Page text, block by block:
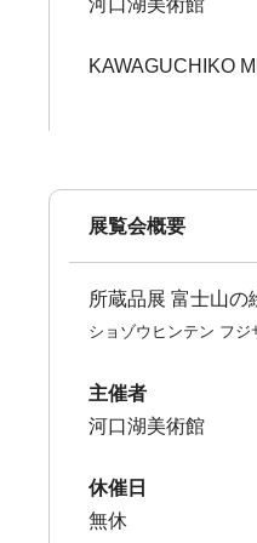
河口湖美術館
KAWAGUCHIKO
展覧会概要
所蔵品展 富士山の
ショゾウヒンテン フ
主催者
河口湖美術館
休催日
無休